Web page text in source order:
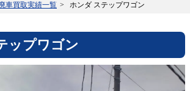
車買取実績一覧 ホンダ ステップワゴン
ップワゴン